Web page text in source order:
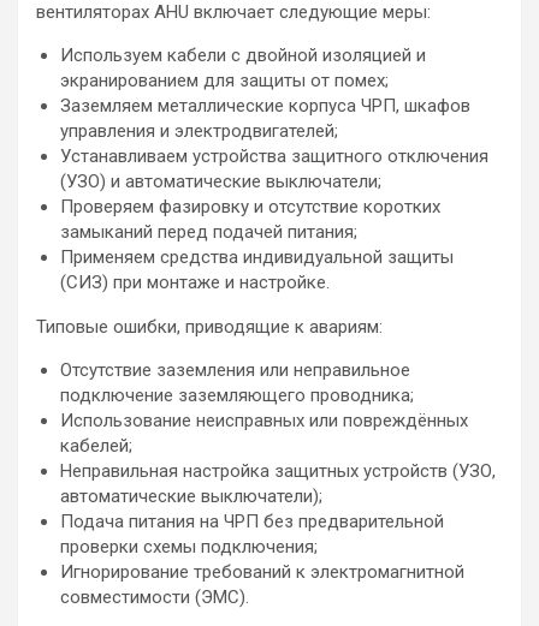
вентиляторах AHU включает следующие меры:
Используем кабели с двойной изоляцией и
экранированием для защиты от помех;
Заземляем металлические корпуса ЧРП, шкафов
управления и электродвигателей;
Устанавливаем устройства защитного отключения
(УЗО) и автоматические выключатели;
Проверяем фазировку и отсутствие коротких
замыканий перед подачей питания;
Применяем средства индивидуальной защиты
(СИЗ) при монтаже и настройке.
Типовые ошибки, приводящие к авариям:
Отсутствие заземления или неправильное
подключение заземляющего проводника;
Использование неисправных или повреждённых
кабелей;
Неправильная настройка защитных устройств (УЗО,
автоматические выключатели);
Подача питания на ЧРП без предварительной
проверки схемы подключения;
Игнорирование требований к электромагнитной
совместимости (ЭМС).